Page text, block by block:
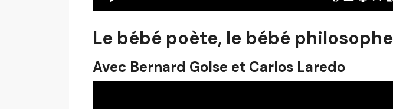
Le bébé poète, le bébé philosophe
Avec Bernard Golse et Carlos Laredo